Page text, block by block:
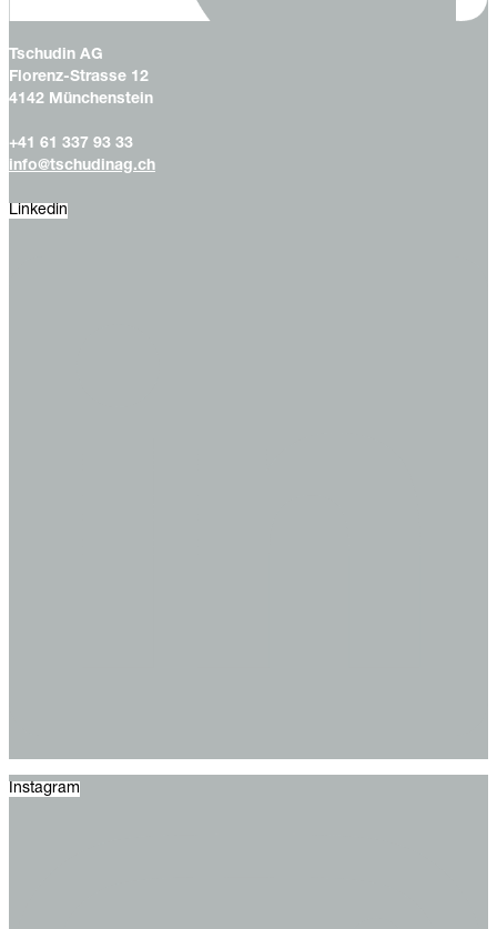
Tschudin AG
Florenz-Strasse 12
4142 Münchenstein
+41 61 337 93 33
info@tschudinag.ch
Linkedin
Instagram